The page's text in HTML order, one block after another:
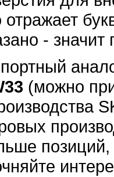
отражает
- значит
(можно
позиций,